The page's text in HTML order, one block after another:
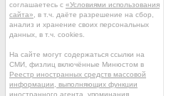
соглашаетесь с «Условиями использования
сайта» , в т.ч. даёте разрешение на сбор,
анализ и хранение своих персональных
данных, в т.ч. cookies.
На сайте могут содержаться ссылки на
СМИ, физлиц включённые Минюстом в
Реестр иностранных средств массовой
информации, выполняющих функции
иностранного агента , упоминания